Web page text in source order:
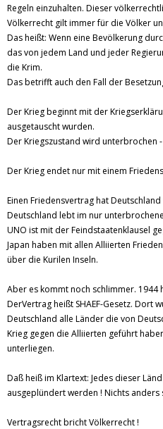
Regeln einzuhalten. Dieser
Völkerrecht gilt immer für die Völker
Das heißt: Wenn eine Bevölkerung
das von jedem Land und jeder
die Krim.
Das betrifft auch den Fall der
Der Krieg beginnt mit der
ausgetauscht wurden.
Der Kriegszustand wird unterbrochen
Der Krieg endet nur mit einem
Einen Friedensvertrag hat
Deutschland lebt im nur
UNO ist mit der Feindstaatenklausel
Japan haben mit allen Alliierten
über die Kurilen Inseln.
Aber es kommt noch schlimmer. 1944
DerVertrag heißt SHAEF-Gesetz. Dort
Deutschland alle Länder die von
Krieg gegen die Alliierten geführt
unterliegen.
Daß heiß im Klartext: Jedes dieser
ausgeplündert werden ! Nichts
Vertragsrecht bricht Völkerrecht !